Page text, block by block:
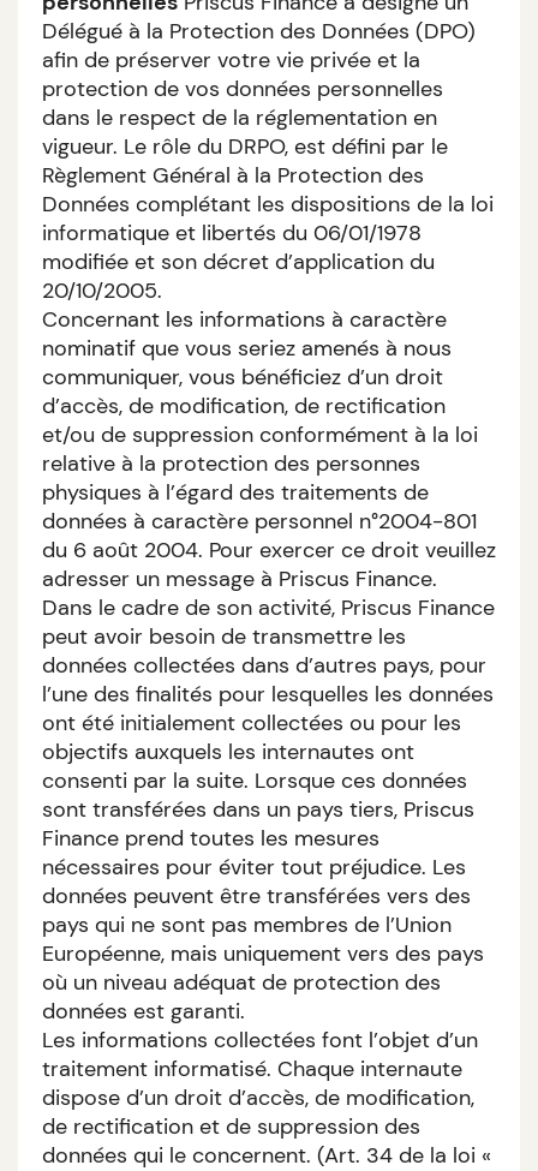
Délégué à la Protection des Données (DPO)
afin de préserver votre vie privée et la
protection de vos données personnelles
dans le respect de la réglementation en
vigueur. Le rôle du DRPO, est défini par le
Règlement Général à la Protection des
Données complétant les dispositions de la loi
informatique et libertés du 06/01/1978
modifiée et son décret d’application du
20/10/2005.
Concernant les informations à caractère
nominatif que vous seriez amenés à nous
communiquer, vous bénéficiez d’un droit
d’accès, de modification, de rectification
et/ou de suppression conformément à la loi
relative à la protection des personnes
physiques à l’égard des traitements de
données à caractère personnel n°2004-801
du 6 août 2004. Pour exercer ce droit veuillez
adresser un message à Priscus Finance.
Dans le cadre de son activité, Priscus Finance
peut avoir besoin de transmettre les
données collectées dans d’autres pays, pour
l’une des finalités pour lesquelles les données
ont été initialement collectées ou pour les
objectifs auxquels les internautes ont
consenti par la suite. Lorsque ces données
sont transférées dans un pays tiers, Priscus
Finance prend toutes les mesures
nécessaires pour éviter tout préjudice. Les
données peuvent être transférées vers des
pays qui ne sont pas membres de l’Union
Européenne, mais uniquement vers des pays
où un niveau adéquat de protection des
données est garanti.
Les informations collectées font l’objet d’un
traitement informatisé. Chaque internaute
dispose d’un droit d’accès, de modification,
de rectification et de suppression des
données qui le concernent. (Art. 34 de la loi «